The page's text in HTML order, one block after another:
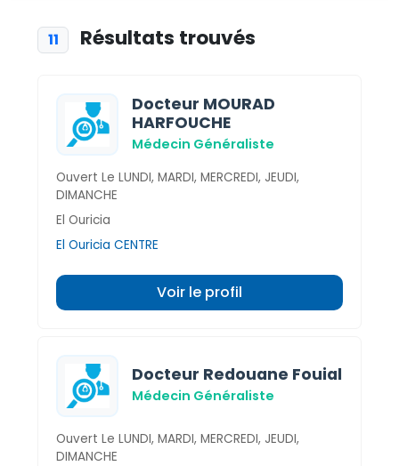
11 Résultats trouvés
Docteur MOURAD
HARFOUCHE
Médecin Généraliste
Ouvert Le LUNDI, MARDI, MERCREDI, JEUDI,
DIMANCHE
El Ouricia
El Ouricia CENTRE
Voir le profil
Docteur Redouane Fouial
Médecin Généraliste
Ouvert Le LUNDI, MARDI, MERCREDI, JEUDI,
DIMANCHE